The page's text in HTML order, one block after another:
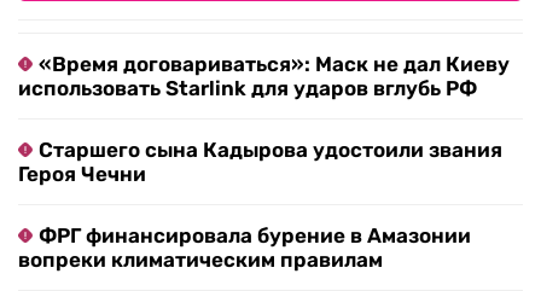
«Время договариваться»: Маск не дал Киеву
использовать Starlink для ударов вглубь РФ
Старшего сына Кадырова удостоили звания
Героя Чечни
ФРГ финансировала бурение в Амазонии
вопреки климатическим правилам